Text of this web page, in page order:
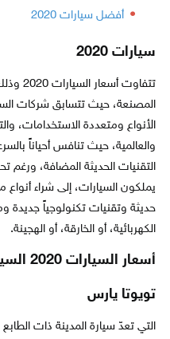
أفضل سيارات 2020
سيارات 2020
تتفاوت
المصنعة، حيث تتسابق شركات
الأنواع ومتعددة الاستخدامات،
والعالمية، حيث تنافس أحياناً
التقنيات الحديثة المضافة،
يملكون السيارات، إلى شراء
حديثة وتقنيات تكنولوجياً جديدة
الكهربائية، أو الخارقة، أو الهجينة.
أسعار السيارات 2020 السيدان
تويوتا يارس
التي تعدّ سيارة المدينة ذات